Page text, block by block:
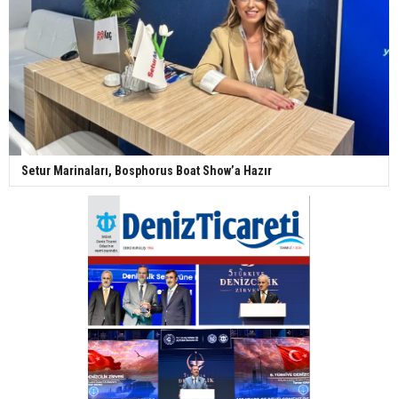
Setur Marinaları, Bosphorus Boat Show’a Hazır